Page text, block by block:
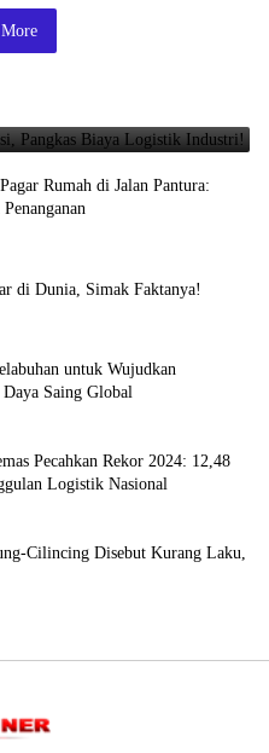
Rumah di Jalan Pantura:
di Dunia, Simak Faktanya!
untuk Wujudkan
Saing Global
Pecahkan Rekor 2024: 12,48
Logistik Nasional
Cilincing Disebut Kurang Laku,